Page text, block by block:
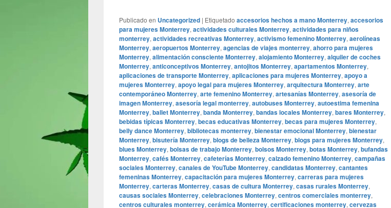
Publicado en Uncategorized | Etiquetado accesorios hechos a mano Monterrey, accesorios
para mujeres Monterrey, actividades culturales Monterrey, actividades para niños
monterrey, actividades recreativas Monterrey, activismo femenino Monterrey, aerolíneas
Monterrey, aeropuertos Monterrey, agencias de viajes monterrey, ahorro para mujeres
Monterrey, alimentación consciente Monterrey, alojamiento Monterrey, alquiler de coches
Monterrey, anticonceptivos Monterrey, antojitos Monterrey, apartamentos Monterrey,
aplicaciones de transporte Monterrey, aplicaciones para mujeres Monterrey, apoyo a
mujeres Monterrey, apoyo legal para mujeres Monterrey, arquitectura Monterrey, arte
contemporáneo Monterrey, arte femenino Monterrey, artesanías Monterrey, asesoría de
imagen Monterrey, asesoría legal monterrey, autobuses Monterrey, autoestima femenina
Monterrey, ballet Monterrey, banda Monterrey, bandas locales Monterrey, bares Monterrey,
bebidas típicas Monterrey, becas educativas Monterrey, becas para mujeres Monterrey,
belly dance Monterrey, bibliotecas monterrey, bienestar emocional Monterrey, bienestar
Monterrey, bisutería Monterrey, blogs de belleza Monterrey, blogs para mujeres Monterrey,
blues Monterrey, bolsas de trabajo Monterrey, bolsos Monterrey, botas Monterrey, bufandas
Monterrey, cafés Monterrey, cafeterías Monterrey, calzado femenino Monterrey, campañas
sociales Monterrey, canales de YouTube Monterrey, candidatas Monterrey, cantantes
femeninas Monterrey, capacitación para mujeres Monterrey, carreras para mujeres
Monterrey, carteras Monterrey, casas de cultura Monterrey, casas rurales Monterrey,
causas sociales Monterrey, celebraciones Monterrey, centros comerciales monterrey,
centros culturales monterrey, cerámica Monterrey, certificaciones monterrey, cervezas